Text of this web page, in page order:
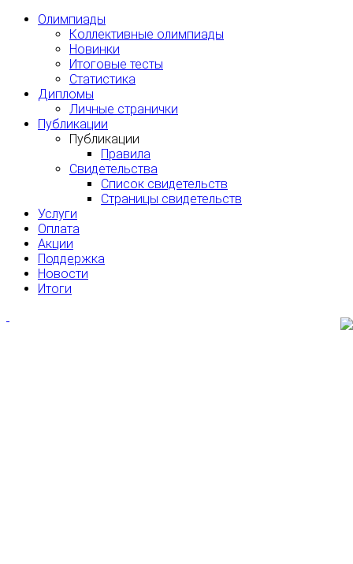
Олимпиады
Коллективные олимпиады
Новинки
Итоговые тесты
Статистика
Дипломы
Личные странички
Публикации
Публикации
Правила
Свидетельства
Список свидетельств
Страницы свидетельств
Услуги
Оплата
Акции
Поддержка
Новости
Итоги